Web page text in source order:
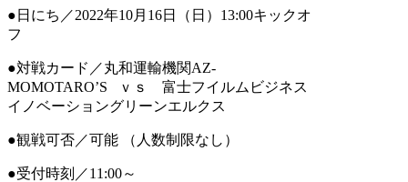
●日にち／2022年10月16日（日）13:00キックオ
フ
●対戦カード／丸和運輸機関AZ-
MOMOTARO’S ｖｓ 富士フイルムビジネス
イノベーショングリーンエルクス
●観戦可否／可能 （人数制限なし）
●受付時刻／11:00～